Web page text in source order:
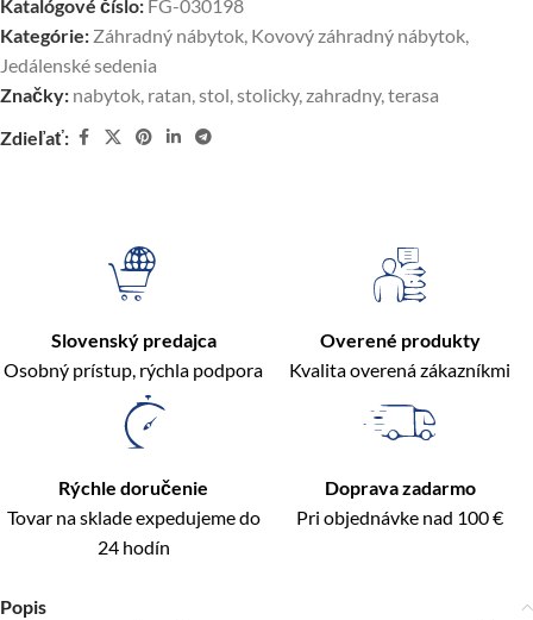
Katalógové číslo: FG-030198
Kategórie: Záhradný nábytok, Kovový záhradný nábytok,
Jedálenské sedenia
Značky: nabytok, ratan,stol,stolicky,zahradny,terasa
Zdieľať:
Slovenský predajca
Osobný prístup, rýchla podpora
Overené produkty
Kvalita overená zákazníkmi
Rýchle doručenie
Tovar na sklade expedujeme do
24 hodín
Doprava zadarmo
Pri objednávke nad 100 €
Popis